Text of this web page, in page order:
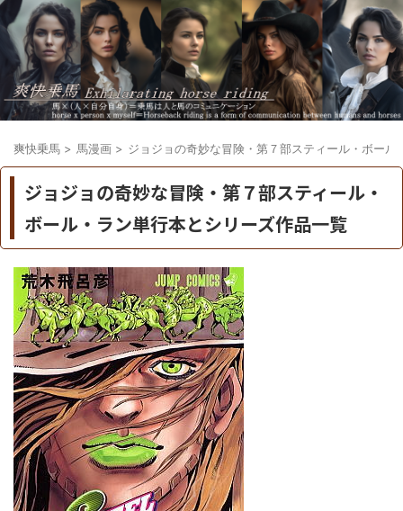
爽快乗馬 > 馬漫画 > ジョジョの奇妙な冒険・第７部スティール・ボール
ジョジョの奇妙な冒険・第７部スティール・
ボール・ラン単行本とシリーズ作品一覧